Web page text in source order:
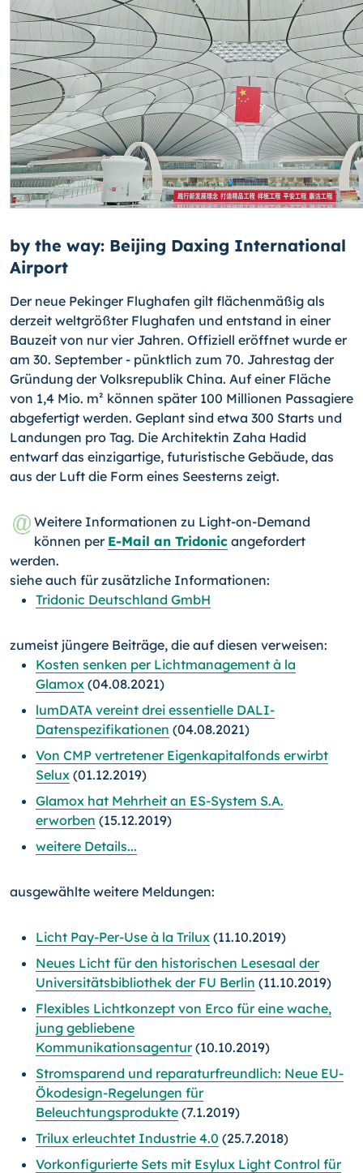
by the way: Beijing Daxing International
Airport
Der neue Pekinger Flughafen gilt flächenmäßig als
derzeit weltgrößter Flughafen und entstand in einer
Bauzeit von nur vier Jahren. Offiziell eröffnet wurde er
am 30. Sep­tember - pünktlich zum 70. Jahrestag der
Gründung der Volksrepublik China. Auf einer Fläche
von 1,4 Mio. m² können später 100 Millionen Passagiere
abgefertigt werden. Geplant sind etwa 300 Starts und
Landungen pro Tag. Die Architektin Zaha Hadid
entwarf das einzigartige, futuristische Gebäude, das
aus der Luft die Form eines Seesterns zeigt.
Weitere Informationen zu Light-on-Demand
können per E-Mail an Tridonic angefordert
werden.
siehe auch für zusätzliche Informationen:
Tridonic Deutschland GmbH
zumeist jüngere Beiträge, die auf diesen verweisen:
Kosten senken per Lichtmanagement à la
Glamox (04.08.2021)
lumDATA vereint drei essentielle DALI-
Datenspezifikationen (04.08.2021)
Von CMP vertretener Eigenkapitalfonds erwirbt
Selux (01.12.2019)
Glamox hat Mehrheit an ES-System S.A.
erworben (15.12.2019)
weitere Details...
ausgewählte weitere Meldungen:
Licht Pay-Per-Use à la Trilux (11.10.2019)
Neues Licht für den historischen Lesesaal der
Universitätsbibliothek der FU Berlin (11.10.2019)
Flexibles Lichtkonzept von Erco für eine wache,
jung gebliebene
Kommunikationsagentur(10.10.2019)
Stromsparend und reparaturfreundlich: Neue EU-
Ökodesign-Regelungen für
Beleuchtungsprodukte (7.1.2019)
Trilux erleuchtet Industrie 4.0 (25.7.2018)
Vorkonfigurierte Sets mit Esylux Light Control für